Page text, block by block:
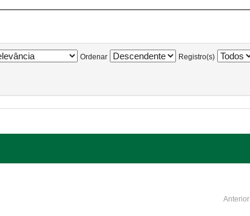
Ordenar Registro(s)
Anterior